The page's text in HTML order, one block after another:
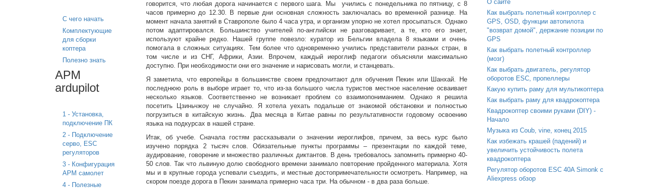
С чего начать
Комплектующие
для сборки
коптера
Полезно знать
APM
ardupilot
1 - Установка,
подключение ПК
2 - Подключение
серво, ESC
регуляторов
3 - Конфигурация
APM самолет
4 - Полезные
говорится, что любая дорога начинается с первого шага. Мы учились с понедельника по пятницу, с 8
часов примерно до 12.30. В первые дни основная сложность заключалась во временной разнице. На
момент начала занятий в Ставрополе было 4 часа утра, и организм упорно не хотел просыпаться. Однако
потом адаптировался. Большинство учителей по-английски не разговаривает, а те, кто его знает,
используют крайне редко. Нашей группе повезло: куратор из Бельгии владела 8 языками и очень
помогала в сложных ситуациях. Тем более что одновременно учились представители разных стран, в
том числе и из СНГ, Африки, Азии. Впрочем, каждый иероглиф педагоги объясняли максимально
доступно. При необходимости они его значение и нарисовать могли, и станцевать.
Я заметила, что европейцы в большинстве своем предпочитают для обучения Пекин или Шанхай. Не
последнюю роль в выборе играет то, что из-за большого числа туристов местное население осваивает
несколько языков. Соответственно не возникает проблем со взаимопониманием. Однако я решила
посетить Цзиньчжоу не случайно. Я хотела уехать подальше от знакомой обстановки и полностью
погрузиться в китайскую жизнь. Два месяца в Китае равны по результативности годовому освоению
языка на подкурсах в нашей стране.
Итак, об учебе. Сначала гостям рассказывали о значении иероглифов, причем, за весь курс было
изучено порядка 2 тысяч слов. Обязательные пункты программы – презентации по каждой теме,
аудирование, говорение и множество различных диктантов. В день требовалось запомнить примерно 40-
50 слов. Так что львиную долю свободного времени занимало повторение пройденного материала. Хотя
мы и в крупные города успевали съездить, и местные достопримечательности осмотреть. Например, на
скором поезде дорога в Пекин занимала примерно часа три. На обычном - в два раза больше.
О сайте
Как выбрать полетный контроллер с
GPS, OSD, функции автопилота
"возврат домой", держание позиции по
GPS
Как выбрать полетный контроллер
(мозг)
Как выбрать двигатель, регулятор
оборотов ESC, пропеллеры
Какую купить раму для мультикоптера
Как выбрать раму для квадрокоптера
Квадрокоптер своими руками (DIY) -
Начало
Музыка из Coub, vine, конец 2015
Как избежать крашей (падений) и
увеличить устойчивость полета
квадрокоптера
Регулятор оборотов ESC 40A Simonk с
Aliexpress обзор